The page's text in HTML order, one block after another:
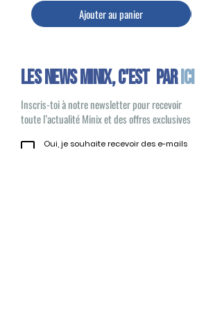
Ajouter au panier
Les news minix, C'EST PARICI
Inscris-toi à notre newsletter pour recevoir
toute l’actualité Minix et des offres exclusives
Oui, je souhaite recevoir des e-mails
sur les nouveautés et les produits Minix